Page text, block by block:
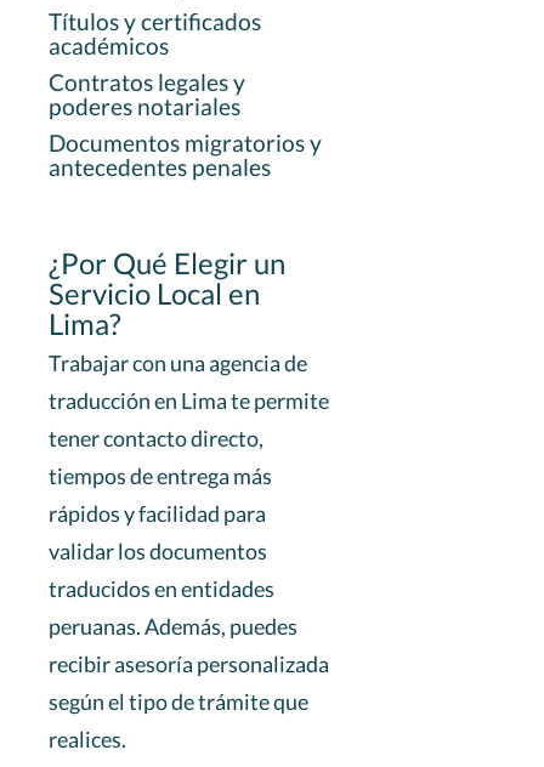
Títulos y certificados
académicos
Contratos legales y
poderes notariales
Documentos migratorios y
antecedentes penales
¿Por Qué Elegir un
Servicio Local en
Lima?
Trabajar con una agencia de
traducción en Lima te permite
tener contacto directo,
tiempos de entrega más
rápidos y facilidad para
validar los documentos
traducidos en entidades
peruanas. Además, puedes
recibir asesoría personalizada
según el tipo de trámite que
realices.